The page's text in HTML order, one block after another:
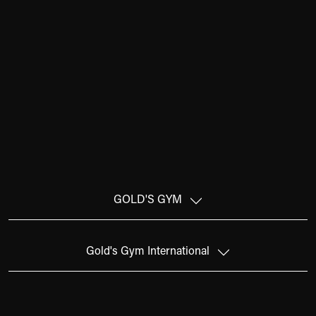
GOLD'S GYM
Gold's Gym International